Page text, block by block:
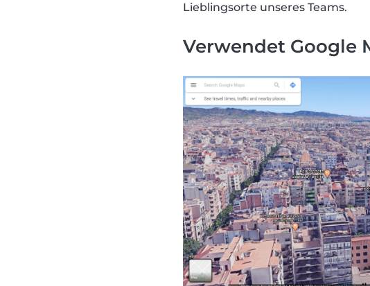
Lieblingsorte unseres Teams.
Verwendet Google